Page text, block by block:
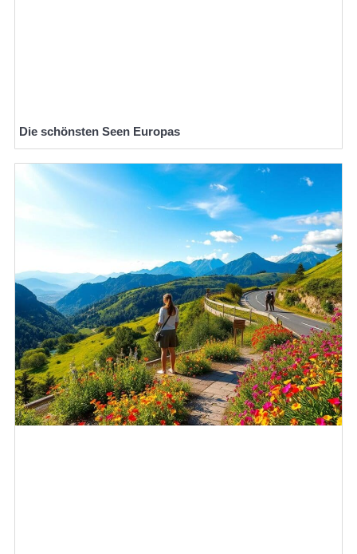
Die schönsten Seen Europas